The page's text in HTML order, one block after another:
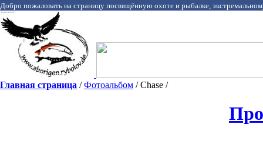
Добро пожаловать на страницу посвящённую охоте и рыбалке,
Главная страница /Фотоальбом / Chase /